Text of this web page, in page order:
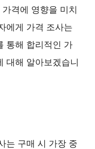
격에 영향을 미치
에게 가격 조사는
통해 합리적인 가
대해 알아보겠습니
는 구매 시 가장 중